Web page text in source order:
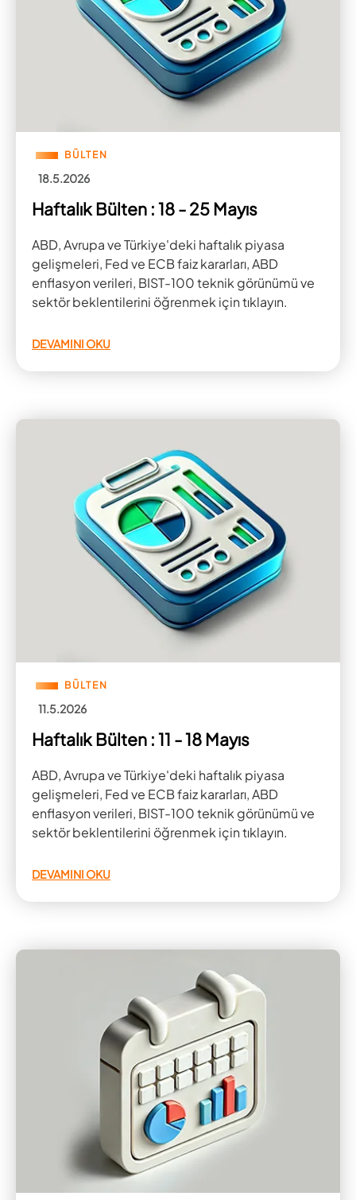
BÜLTEN
18.5.2026
Haftalık Bülten : 18 - 25 Mayıs
ABD, Avrupa ve Türkiye'deki haftalık piyasa
gelişmeleri, Fed ve ECB faiz kararları, ABD
enflasyon verileri, BIST-100 teknik görünümü ve
sektör beklentilerini öğrenmek için tıklayın.
DEVAMINI OKU
BÜLTEN
11.5.2026
Haftalık Bülten : 11 - 18 Mayıs
ABD, Avrupa ve Türkiye'deki haftalık piyasa
gelişmeleri, Fed ve ECB faiz kararları, ABD
enflasyon verileri, BIST-100 teknik görünümü ve
sektör beklentilerini öğrenmek için tıklayın.
DEVAMINI OKU